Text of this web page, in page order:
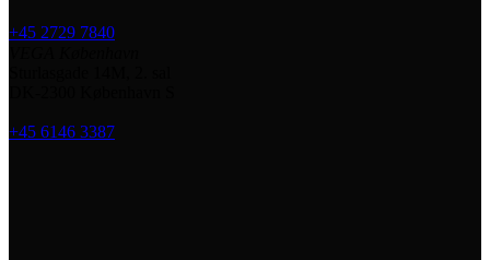
+45 2729 7840
+45 6146 3387